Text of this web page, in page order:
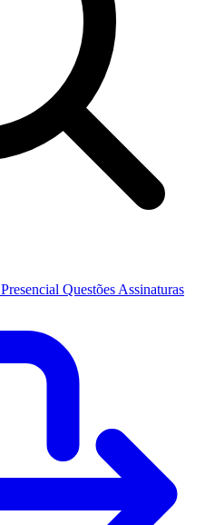
Presencial Questões Assinaturas